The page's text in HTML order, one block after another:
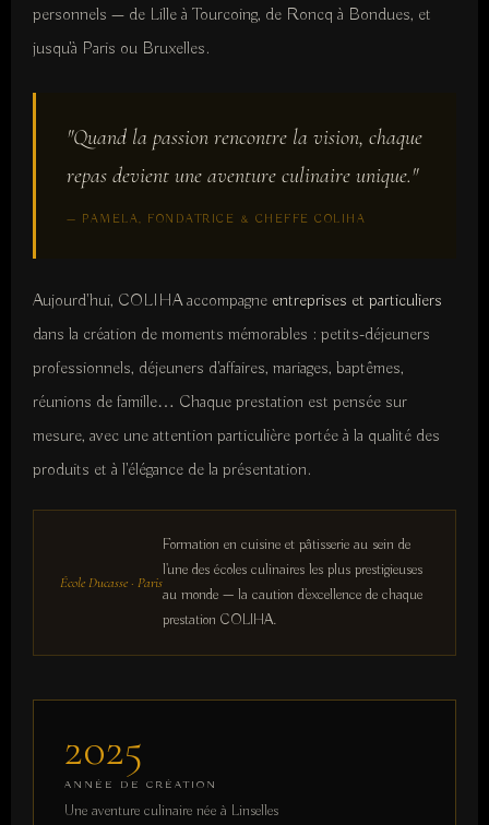
personnels — de Lille à Tourcoing, de Roncq à Bondues, et
jusqu'à Paris ou Bruxelles.
"Quand la passion rencontre la vision, chaque
repas devient une aventure culinaire unique."
— PAMELA, FONDATRICE & CHEFFE COLIHA
Aujourd'hui, COLIHA accompagne entreprises et particuliers
dans la création de moments mémorables : petits-déjeuners
professionnels, déjeuners d'affaires, mariages, baptêmes,
réunions de famille… Chaque prestation est pensée sur
mesure, avec une attention particulière portée à la qualité des
produits et à l'élégance de la présentation.
École Ducasse · Paris
Formation en cuisine et pâtisserie au sein de
l'une des écoles culinaires les plus prestigieuses
au monde — la caution d'excellence de chaque
prestation COLIHA.
2025
ANNÉE DE CRÉATION
Une aventure culinaire née à Linselles